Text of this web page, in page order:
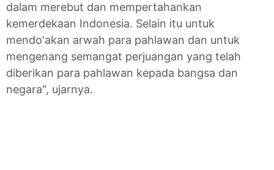
dalam merebut dan mempertahankan
kemerdekaan Indonesia. Selain itu untuk
mendo'akan arwah para pahlawan dan untuk
mengenang semangat perjuangan yang telah
diberikan para pahlawan kepada bangsa dan
negara", ujarnya.